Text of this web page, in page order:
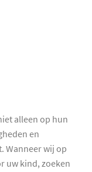
alleen op hun
en
Wanneer wij op
uw kind, zoeken